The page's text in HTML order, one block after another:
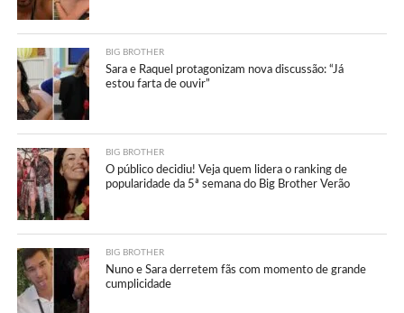
BIG BROTHER
Sara e Raquel protagonizam nova discussão: “Já
estou farta de ouvir”
BIG BROTHER
O público decidiu! Veja quem lidera o ranking de
popularidade da 5ª semana do Big Brother Verão
BIG BROTHER
Nuno e Sara derretem fãs com momento de grande
cumplicidade